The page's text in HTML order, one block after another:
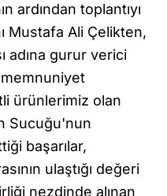
ardından toplantıyı
Mustafa Ali Çelikten,
adına gurur verici
ürünlerimiz olan
Sucuğu'nun
başarılar,
ulaştığı değeri
nezdinde alınan